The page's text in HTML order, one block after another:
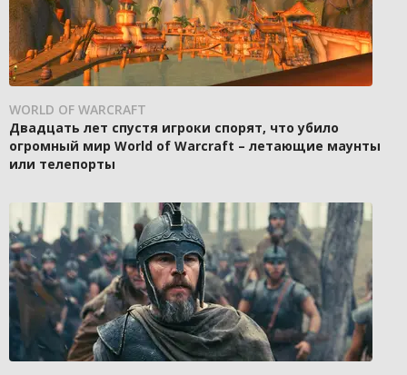
WORLD OF WARCRAFT
Двадцать лет спустя игроки спорят, что убило
огромный мир World of Warcraft – летающие маунты
или телепорты